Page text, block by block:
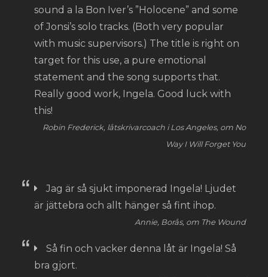
sound a la Bon Iver’s ”Holocene” and some
of Jonsi’s solo tracks. (Both very popular
with music supervisors.) The title is right on
target for this use, a pure emotional
statement and the song supports that.
Really good work, Ingela. Good luck with
this!
Robin Frederick, låtskrivarcoach i Los Angeles, om No
Way I Will Forget You
Jag är så sjukt imponerad Ingela! Ljudet
är jättebra och allt hänger så fint ihop.
Annie, Borås, om The Wound
Så fin och vacker denna låt är Ingela! Så
bra gjort.